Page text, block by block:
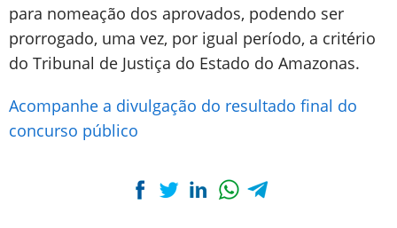
para nomeação dos aprovados, podendo ser
prorrogado, uma vez, por igual período, a critério
do Tribunal de Justiça do Estado do Amazonas.
Acompanhe a divulgação do resultado final do
concurso público